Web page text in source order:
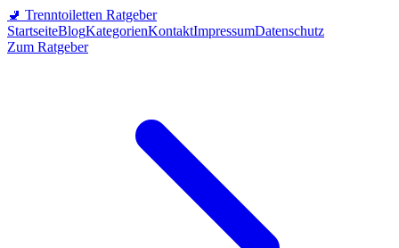
🚽 Trenntoiletten Ratgeber
StartseiteBlogKategorienKontaktImpressumDatenschutz
Zum Ratgeber